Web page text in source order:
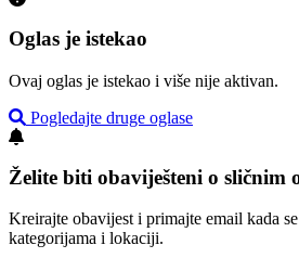
Oglas je istekao
Ovaj oglas je istekao i više nije aktivan.
Pogledajte druge oglase
Želite biti obaviješteni o sličnim
Kreirajte obavijest i primajte email kada
kategorijama i lokaciji.